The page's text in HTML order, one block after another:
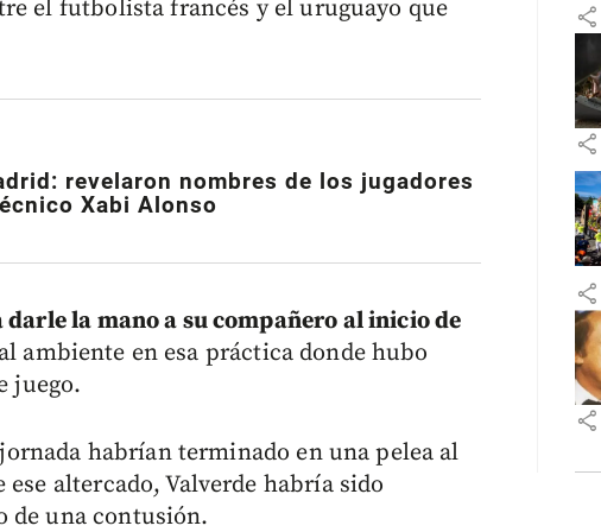
el futbolista francés y el uruguayo que
revelaron nombres de los jugadores
Xabi Alonso
darle la mano a su compañero al inicio de
ambiente en esa práctica donde hubo
juego.
habrían terminado en una pelea al
altercado, Valverde habría sido
de una contusión.
share
share
share
share